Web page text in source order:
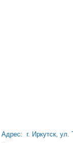
г. Иркутск, ул.